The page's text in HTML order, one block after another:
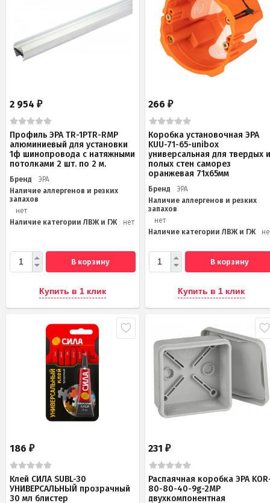
2 954 ₽
Профиль ЭРА TR-1PTR-RMP
алюминиевый для установки
1ф шинопровода с натяжными
потолками 2 шт. по 2 м.
Бренд
ЭРА
Наличие аллергенов и резких
запахов
нет
Наличие категории ЛВЖ и ГЖ
нет
В корзину
Купить в 1 клик
266₽
Коробка установочная ЭРА
KUU-71-65-unibox
универсальная для твердых
полых стен саморез
оранжевая 71х65мм
Бренд
ЭРА
Наличие аллергенов и резких
запахов
нет
Наличие категории ЛВЖ и ГЖ
В корзину
Купить в 1 клик
186 ₽
Клей СИЛА SUBL-30
УНИВЕРСАЛЬНЫЙ прозрачный
30 мл блистер
231₽
Распаячная коробка ЭРА
80-80-40-9g-2MP
двухкомпонентная